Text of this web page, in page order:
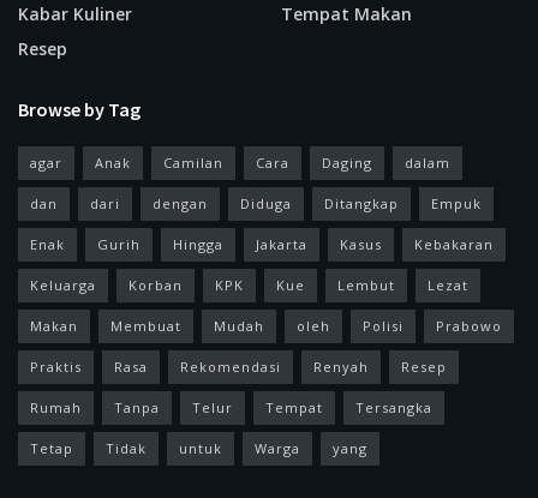
Kabar Kuliner
Resep
Tempat Makan
Browse by Tag
agar Anak Camilan Cara Daging dalam
dan dari dengan Diduga Ditangkap Empuk
Enak Gurih Hingga Jakarta Kasus Kebakaran
Keluarga Korban KPK Kue Lembut Lezat
Makan Membuat Mudah oleh Polisi Prabowo
Praktis Rasa Rekomendasi Renyah Resep
Rumah Tanpa Telur Tempat Tersangka
Tetap Tidak untuk Warga yang